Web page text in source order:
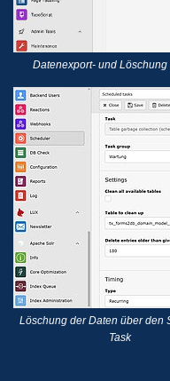
Datenexport- und
Löschung der Daten über den
Task